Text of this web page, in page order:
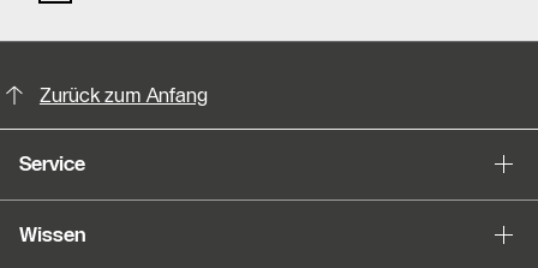
Slider Bildergalerie
Zurück zum Anfang
Service
Wissen